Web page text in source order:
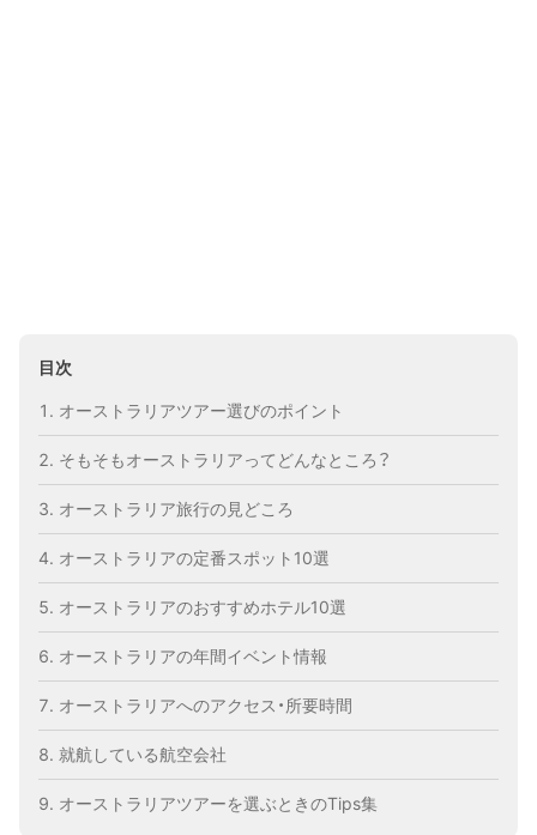
目次
オーストラリアツアー選びのポイント
そもそもオーストラリアってどんなところ？
オーストラリア旅行の見どころ
オーストラリアの定番スポット10選
オーストラリアのおすすめホテル10選
オーストラリアの年間イベント情報
オーストラリアへのアクセス・所要時間
就航している航空会社
オーストラリアツアーを選ぶときのTips集